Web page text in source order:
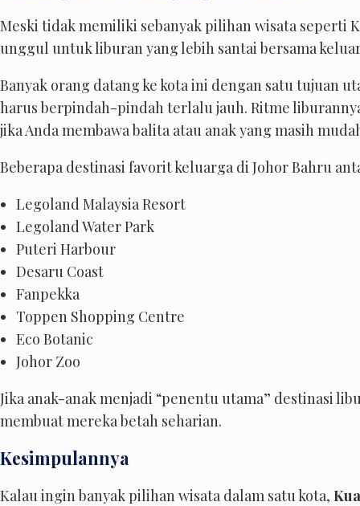
Meski tidak memiliki sebanyak pilihan wisata seperti
unggul untuk liburan yang lebih santai bersama
Banyak orang datang ke kota ini dengan satu tujuan
harus berpindah-pindah terlalu jauh. Ritme
jika Anda membawa balita atau anak yang masih
Beberapa destinasi favorit keluarga di Johor Bahru
Legoland Malaysia Resort
Legoland Water Park
Puteri Harbour
Desaru Coast
Fanpekka
Toppen Shopping Centre
Eco Botanic
Johor Zoo
Jika anak-anak menjadi “penentu utama” destinasi
membuat mereka betah seharian.
Kesimpulannya
Kalau ingin banyak pilihan wisata dalam satu kota,